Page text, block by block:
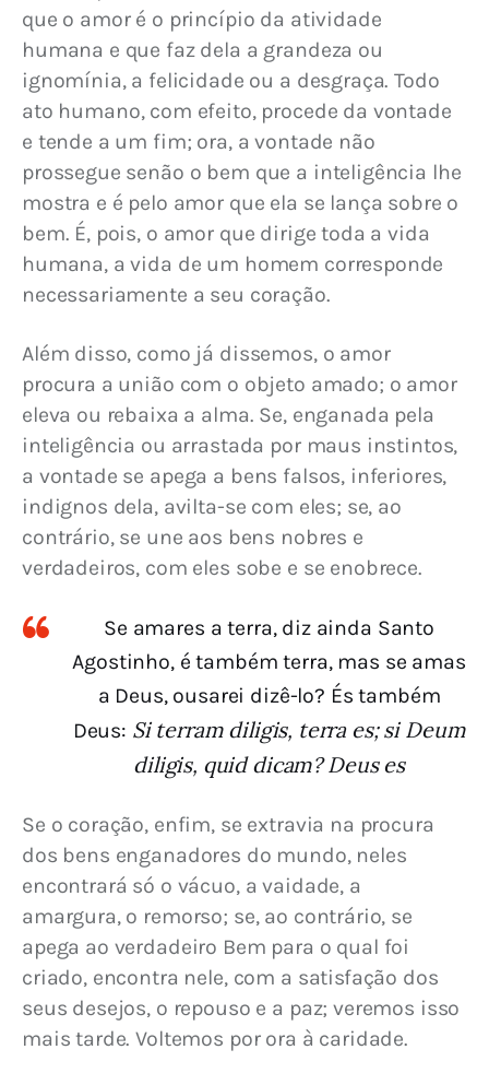
que o amor é o princípio da atividade
humana e que faz dela a grandeza ou
ignomínia, a felicidade ou a desgraça. Todo
ato humano, com efeito, procede da vontade
e tende a um fim; ora, a vontade não
prossegue senão o bem que a inteligência lhe
mostra e é pelo amor que ela se lança sobre o
bem. É, pois, o amor que dirige toda a vida
humana, a vida de um homem corresponde
necessariamente a seu coração.
Além disso, como já dissemos, o amor
procura a união com o objeto amado; o amor
eleva ou rebaixa a alma. Se, enganada pela
inteligência ou arrastada por maus instintos,
a vontade se apega a bens falsos, inferiores,
indignos dela, avilta-se com eles; se, ao
contrário, se une aos bens nobres e
verdadeiros, com eles sobe e se enobrece.
Se amares a terra, diz ainda Santo
Agostinho, é também terra, mas se amas
a Deus, ousarei dizê-lo? És também
Deus: Si terram diligis, terra es; si Deum
diligis, quid dicam? Deus es
Se o coração, enfim, se extravia na procura
dos bens enganadores do mundo, neles
encontrará só o vácuo, a vaidade, a
amargura, o remorso; se, ao contrário, se
apega ao verdadeiro Bem para o qual foi
criado, encontra nele, com a satisfação dos
seus desejos, o repouso e a paz; veremos isso
mais tarde. Voltemos por ora à caridade.